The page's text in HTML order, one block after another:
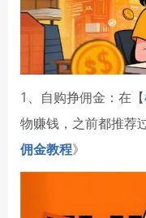
1、自购挣佣金：在【
物赚钱，之前都推荐
佣金教程》